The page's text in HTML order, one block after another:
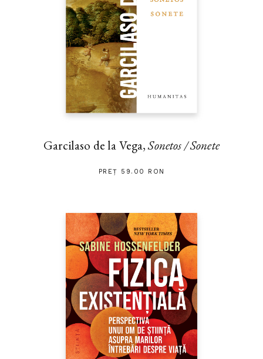
Garcilaso de la Vega,Sonetos / Sonete
PREȚ 59.00 RON